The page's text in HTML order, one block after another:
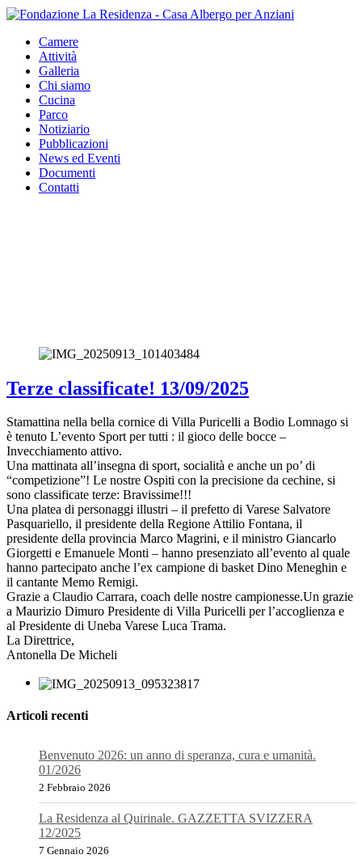
Camere
Attività
Galleria
Chi siamo
Cucina
Parco
Notiziario
Pubblicazioni
News ed Eventi
Documenti
Contatti
Terze classificate! 13/09/2025
Stamattina nella bella cornice di Villa Puricelli a Bodio Lomnago si
è tenuto L’evento Sport per tutti : il gioco delle bocce –
Invecchiamento attivo.
Una mattinata all’insegna di sport, socialità e anche un po’ di
“competizione”! Le nostre Ospiti con la precisione da cechine, si
sono classificate terze: Bravissime!!!
Una platea di personaggi illustri – il prefetto di Varese Salvatore
Pasquariello, il presidente della Regione Attilio Fontana, il
presidente della provincia Marco Magrini, e il ministro Giancarlo
Giorgetti e Emanuele Monti – hanno presenziato all’evento al quale
hanno partecipato anche l’ex campione di basket Dino Meneghin e
il cantante Memo Remigi.
Grazie a Claudio Carrara, coach delle nostre campionesse.Un grazie
a Maurizio Dimuro Presidente di Villa Puricelli per l’accoglienza e
al Presidente di Uneba Varese Luca Trama.
La Direttrice,
Antonella De Micheli
Articoli recenti
Benvenuto 2026: un anno di speranza, cura e umanità.
01/2026
2 Febbraio 2026
La Residenza al Quirinale. GAZZETTA SVIZZERA
12/2025
7 Gennaio 2026